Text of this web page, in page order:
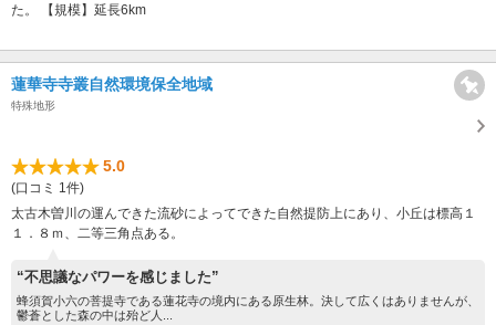
た。 【規模】延長6km
蓮華寺寺叢自然環境保全地域
特殊地形
5.0
(口コミ 1件)
太古木曽川の運んできた流砂によってできた自然提防上にあり、小丘は標高１
１．８ｍ、二等三角点ある。
“不思議なパワーを感じました”
蜂須賀小六の菩提寺である蓮花寺の境内にある原生林。決して広くはありませんが、
鬱蒼とした森の中は殆ど人...